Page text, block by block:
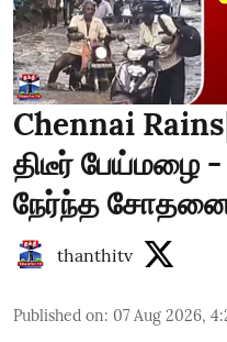
Chennai
திடீர் பேய்மழை
நேர்ந்த
thanthitv
Published on: 07 Aug 2026,